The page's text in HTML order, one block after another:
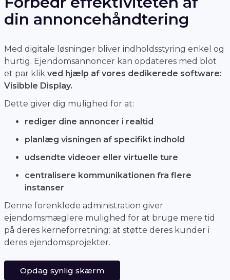
din annoncehåndtering
Med digitale løsninger bliver indholdsstyring enkel og
hurtig. Ejendomsannoncer kan opdateres med blot
et par klik ved hjælp af vores dedikerede software:
Visibble Display.
Dette giver dig mulighed for at:
rediger dine annoncer i realtid
planlæg visningen af specifikt indhold
udsendte videoer eller virtuelle ture
centralisere kommunikationen fra flere
instanser
Denne forenklede administration giver
ejendomsmæglere mulighed for at bruge mere tid
på deres kerneforretning: at støtte deres kunder i
deres ejendomsprojekter.
Opdag synlig skærm